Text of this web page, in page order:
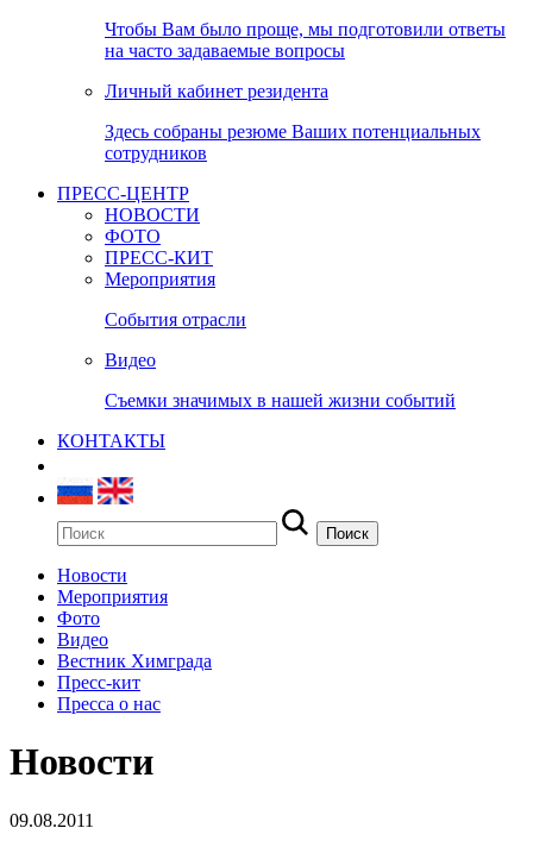
Чтобы Вам было проще, мы подготовили ответы
на часто задаваемые вопросы
Личный кабинет резидента
Здесь собраны резюме Ваших потенциальных
сотрудников
ПРЕСС-ЦЕНТР
НОВОСТИ
ФОТО
ПРЕСС-КИТ
Мероприятия
События отрасли
Видео
Съемки значимых в нашей жизни событий
КОНТАКТЫ
Новости
Мероприятия
Фото
Видео
Вестник Химграда
Пресс-кит
Пресса о нас
Новости
09.08.2011